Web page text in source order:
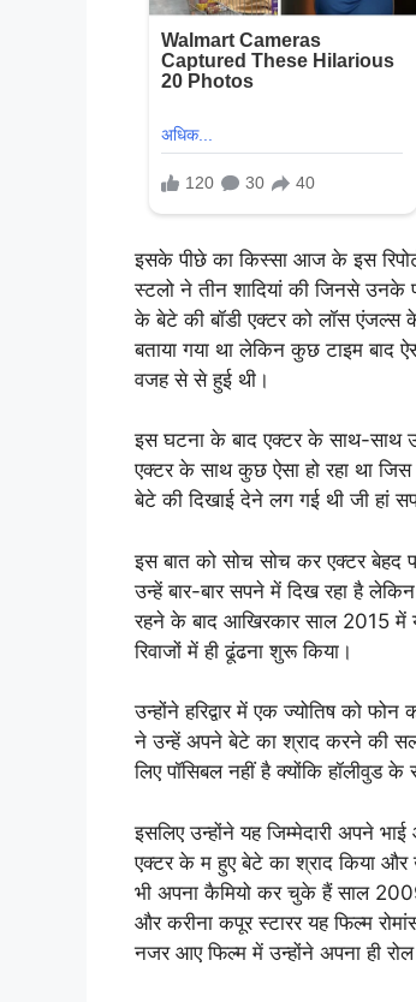
इसके पीछे का किस्सा आज के इस
स्टलो ने तीन शादियां की जिनसे
के बेटे की बॉडी एक्टर को लॉस
बताया गया था लेकिन कुछ टाइम बाद
वजह से से हुई थी।
इस घटना के बाद एक्टर के साथ-साथ
एक्टर के साथ कुछ ऐसा हो रहा था
बेटे की दिखाई देने लग गई थी जी हां
इस बात को सोच सोच कर एक्टर बेहद
उन्हें बार-बार सपने में दिख रहा है
रहने के बाद आखिरकार साल 2015 में
रिवाजों में ही ढूंढना शुरू किया।
उन्होंने हरिद्वार में एक ज्योतिष को
ने उन्हें अपने बेटे का श्राद करने की
लिए पॉसिबल नहीं है क्योंकि हॉलीवुड
इसलिए उन्होंने यह जिम्मेदारी अपने
एक्टर के म हुए बेटे का श्राद किया और
भी अपना कैमियो कर चुके हैं साल
और करीना कपूर स्टारर यह फिल्म
नजर आए फिल्म में उन्होंने अपना ही रोल